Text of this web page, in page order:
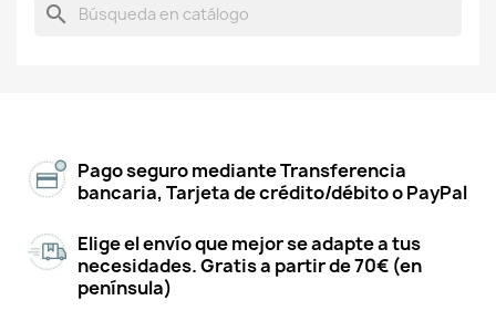
search
Pago seguro mediante Transferencia
bancaria, Tarjeta de crédito/débito o PayPal
Elige el envío que mejor se adapte a tus
necesidades. Gratis a partir de 70€ (en
península)